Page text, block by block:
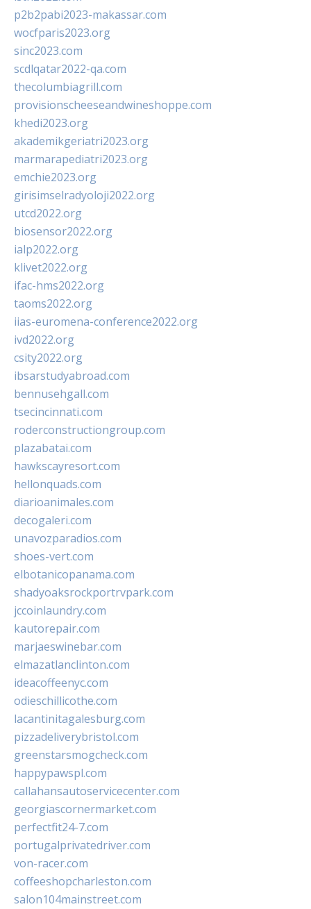
p2b2pabi2023-makassar.com
wocfparis2023.org
sinc2023.com
scdlqatar2022-qa.com
thecolumbiagrill.com
provisionscheeseandwineshoppe.com
khedi2023.org
akademikgeriatri2023.org
marmarapediatri2023.org
emchie2023.org
girisimselradyoloji2022.org
utcd2022.org
biosensor2022.org
ialp2022.org
klivet2022.org
ifac-hms2022.org
taoms2022.org
iias-euromena-conference2022.org
ivd2022.org
csity2022.org
ibsarstudyabroad.com
bennusehgall.com
tsecincinnati.com
roderconstructiongroup.com
plazabatai.com
hawkscayresort.com
hellonquads.com
diarioanimales.com
decogaleri.com
unavozparadios.com
shoes-vert.com
elbotanicopanama.com
shadyoaksrockportrvpark.com
jccoinlaundry.com
kautorepair.com
marjaeswinebar.com
elmazatlanclinton.com
ideacoffeenyc.com
odieschillicothe.com
lacantinitagalesburg.com
pizzadeliverybristol.com
greenstarsmogcheck.com
happypawspl.com
callahansautoservicecenter.com
georgiascornermarket.com
perfectfit24-7.com
portugalprivatedriver.com
von-racer.com
coffeeshopcharleston.com
salon104mainstreet.com